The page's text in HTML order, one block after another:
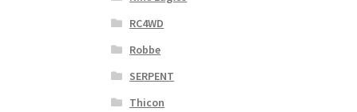
RC4WD
Robbe
SERPENT
Thicon